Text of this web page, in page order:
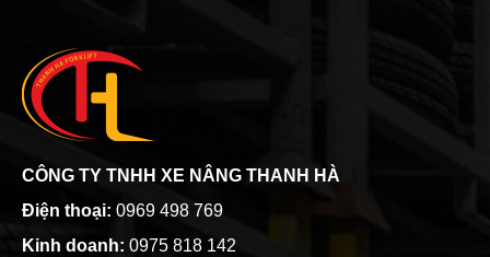
CÔNG TY TNHH XE NÂNG THANH HÀ
Điện thoại: 0969 498 769
Kinh doanh: 0975 818 142